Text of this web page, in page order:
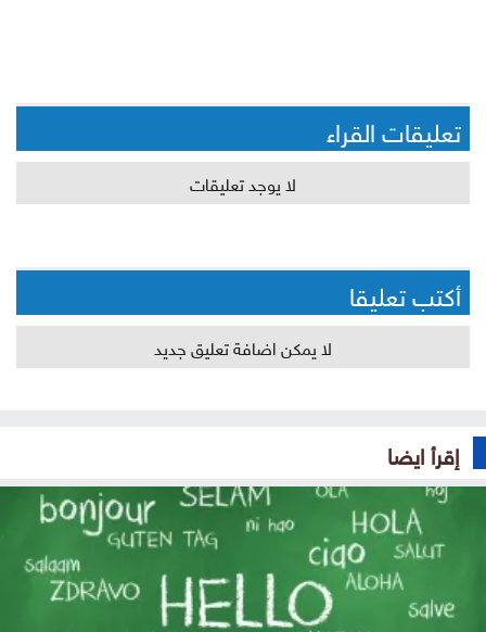
تعليقات القراء
لا يوجد تعليقات
أكتب تعليقا
لا يمكن اضافة تعليق جديد
إقرأ ايضا